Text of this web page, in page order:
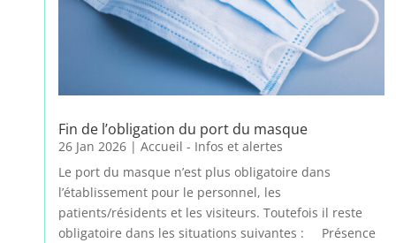
Fin de l’obligation du port du masque
26 Jan 2026 | Accueil - Infos et alertes
Le port du masque n’est plus obligatoire dans
l’établissement pour le personnel, les
patients/résidents et les visiteurs. Toutefois il reste
obligatoire dans les situations suivantes : Présence